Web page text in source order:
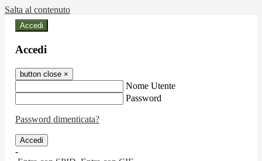
Salta al contenuto
Accedi
Accedi
button close ×
Nome Utente
Password
Password dimenticata?
-